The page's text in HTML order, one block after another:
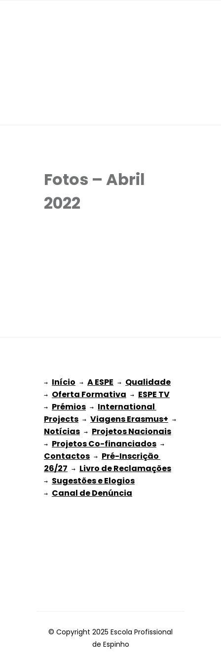
Fotos – Abril
2022
→ Início → A ESPE → Qualidade
→ Oferta Formativa → ESPE TV
→ Prémios → International
Projects → Viagens Erasmus+
Notícias → Projetos Nacionais
→ Projetos Co-financiados
Contactos → Pré-Inscrição
26/27 → Livro de Reclamações
→ Sugestões e Elogios
→
© Copyright 2025 Escola Profissional
de Espinho